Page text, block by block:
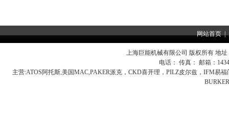
网站首页|
上海巨能机械有限公司 版权所有 地
电话： 传真： 邮箱：
主营:ATOS阿托斯,美国MAC,PAKER派克，CKD喜开理，PILZ皮尔兹，IFM易